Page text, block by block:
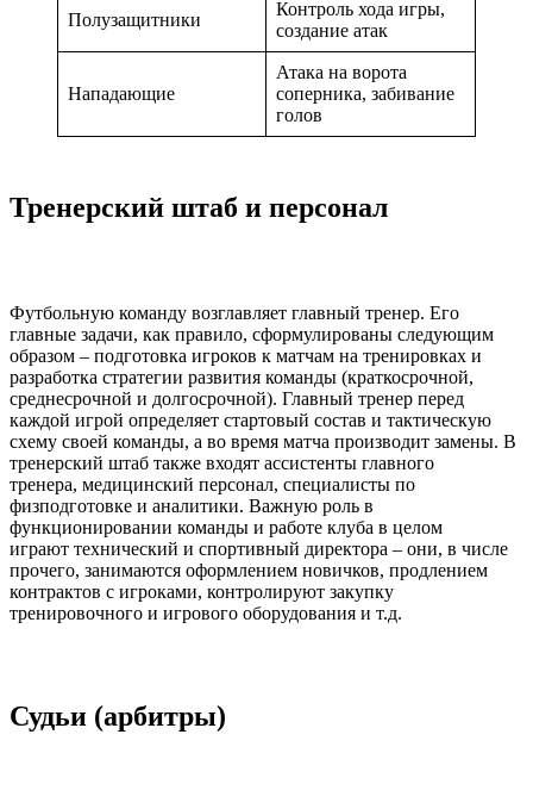
Полузащитники
Контроль хода игры,
создание атак
Нападающие
Атака на ворота
соперника, забивание
голов
Тренерский штаб и персонал
Футбольную команду возглавляет главный тренер. Его
главные задачи, как правило, сформулированы следующим
образом – подготовка игроков к матчам на тренировках и
разработка стратегии развития команды (краткосрочной,
среднесрочной и долгосрочной). Главный тренер перед
каждой игрой определяет стартовый состав и тактическую
схему своей команды, а во время матча производит замены. В
тренерский штаб также входят ассистенты главного
тренера, медицинский персонал, специалисты по
физподготовке и аналитики. Важную роль в
функционировании команды и работе клуба в целом
играют технический и спортивный директора – они, в числе
прочего, занимаются оформлением новичков, продлением
контрактов с игроками, контролируют закупку
тренировочного и игрового оборудования и т.д.
Судьи (арбитры)